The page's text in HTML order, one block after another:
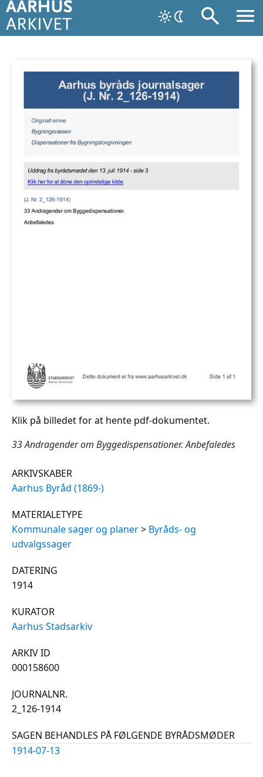
Klik på billedet for at hente pdf-dokumentet.
33 Andragender om Byggedispensationer. Anbefaledes
ARKIVSKABER
Aarhus Byråd (1869-)
MATERIALETYPE
Kommunale sager og planer> Byråds- og
udvalgssager
DATERING
1914
KURATOR
Aarhus Stadsarkiv
ARKIV ID
000158600
JOURNALNR.
2_126-1914
SAGEN BEHANDLES PÅ FØLGENDE BYRÅDSMØDER
1914-07-13